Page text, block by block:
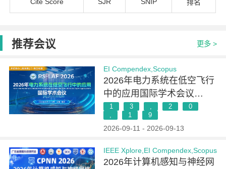
排名
推荐会议 更多 >
EI Compendex,Scopus
2026年电力系统在低空飞行
中的应用国际学术会议
（PSLAF 2026）
1 3 , 2
0
,
1 9
2026-09-11 - 2026-09-13
IEEE Xplore,EI Compendex,Scopus
2026年计算机感知与神经网